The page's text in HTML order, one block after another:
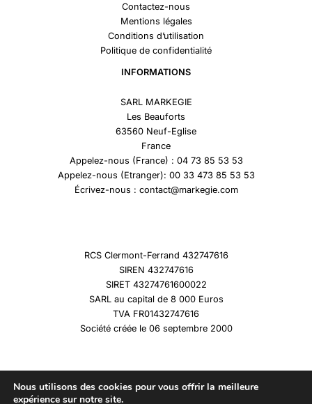
Contactez-nous
Mentions légales
Conditions d’utilisation
Politique de confidentialité
INFORMATIONS
SARL MARKEGIE
Les Beauforts
63560 Neuf-Eglise
France
Appelez-nous (France) : 04 73 85 53 53
Appelez-nous (Etranger): 00 33 473 85 53 53
Écrivez-nous : contact@markegie.com
RCS Clermont-Ferrand 432747616
SIREN 432747616
SIRET 43274761600022
SARL au capital de 8 000 Euros
TVA FR01432747616
Société créée le 06 septembre 2000
Nous utilisons des cookies pour vous offrir la meilleure
expérience sur notre site.